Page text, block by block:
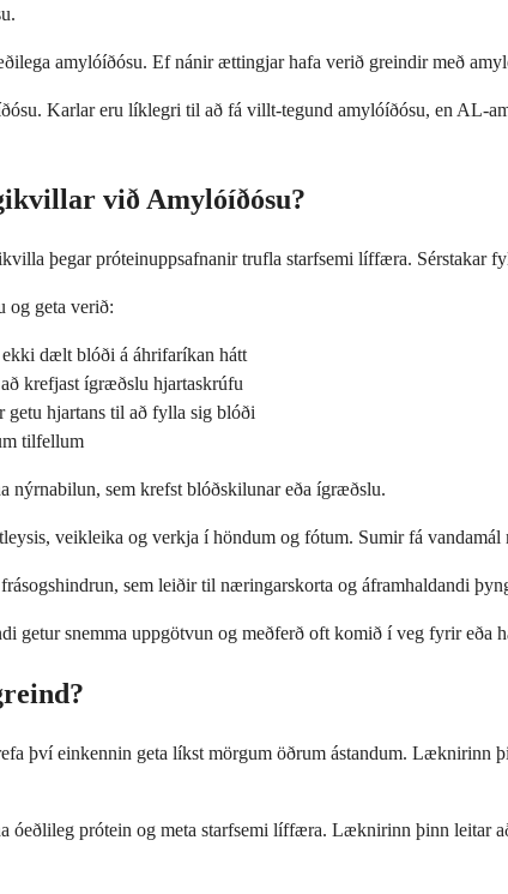
amylóíðósu. Ef nánir ættingjar hafa verið greindir með
Karlar eru líklegri til að fá villt-tegund amylóíðósu, en AL-
við Amylóíðósu?
þegar próteinuppsafnanir trufla starfsemi líffæra.
og geta verið:
dælt blóði á áhrifaríkan hátt
krefjast ígræðslu hjartaskrúfu
getu hjartans til að fylla sig blóði
tilfellum
sem krefst blóðskilunar eða ígræðslu.
veikleika og verkja í höndum og fótum. Sumir fá
sem leiðir til næringarskorta og áframhaldandi
getur snemma uppgötvun og meðferð oft komið í veg fyrir
því einkennin geta líkst mörgum öðrum ástandum.
óeðlileg prótein og meta starfsemi líffæra. Læknirinn þinn